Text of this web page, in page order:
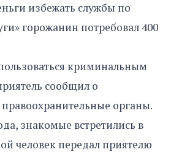
избежать службы по
горожанин потребовал 400
криминальным
сообщил о
органы.
знакомые встретились в
человек передал приятелю